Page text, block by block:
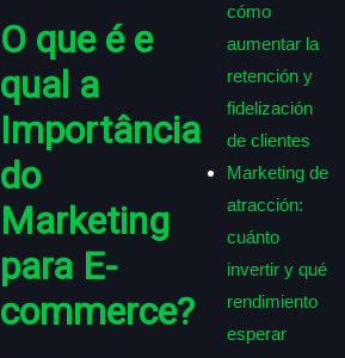
O que é e
qual a
Importância
do
Marketing
para E-
commerce?
cómo
aumentar la
retención y
fidelización
de clientes
Marketing de
atracción:
cuánto
invertir y qué
rendimiento
esperar